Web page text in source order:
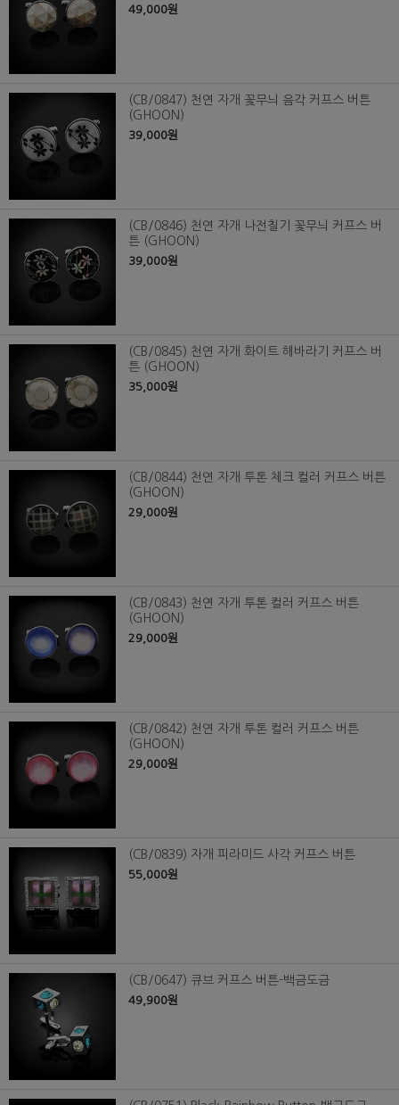
49,000원
(CB/0847) 천연 자개 꽃무늬 음각 커프스 버튼
(GHOON)
39,000원
(CB/0846) 천연 자개 나전칠기 꽃무늬 커프스 버
튼 (GHOON)
39,000원
(CB/0845) 천연 자개 화이트 해바라기 커프스 버
튼 (GHOON)
35,000원
(CB/0844) 천연 자개 투톤 체크 컬러 커프스 버튼
(GHOON)
29,000원
(CB/0843) 천연 자개 투톤 컬러 커프스 버튼
(GHOON)
29,000원
(CB/0842) 천연 자개 투톤 컬러 커프스 버튼
(GHOON)
29,000원
(CB/0839) 자개 피라미드 사각 커프스 버튼
55,000원
(CB/0647) 큐브 커프스 버튼-백금도금
49,900원